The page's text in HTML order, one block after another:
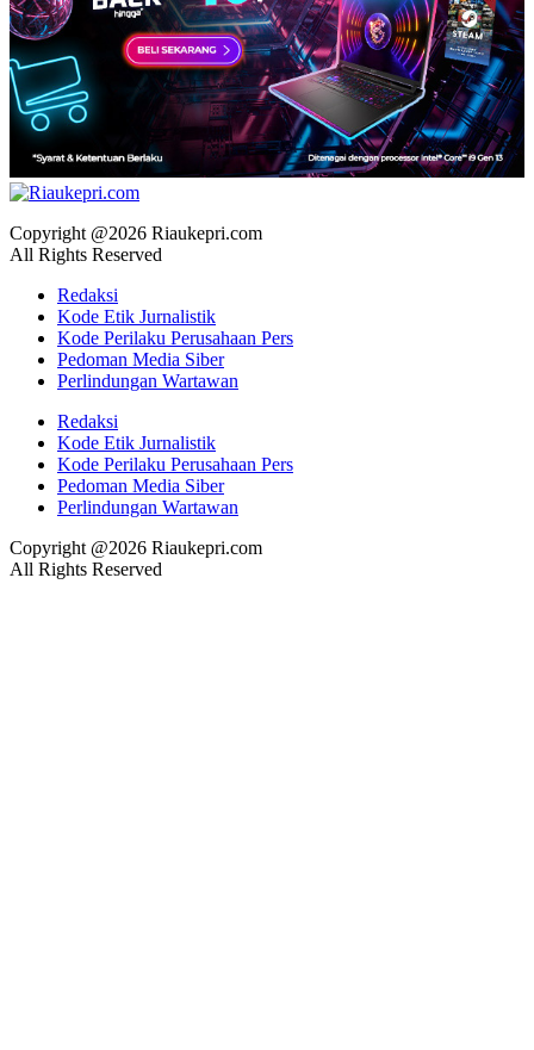
Copyright @2026 Riaukepri.com
All Rights Reserved
Redaksi
Kode Etik Jurnalistik
Kode Perilaku Perusahaan Pers
Pedoman Media Siber
Perlindungan Wartawan
Redaksi
Kode Etik Jurnalistik
Kode Perilaku Perusahaan Pers
Pedoman Media Siber
Perlindungan Wartawan
Copyright @2026 Riaukepri.com
All Rights Reserved